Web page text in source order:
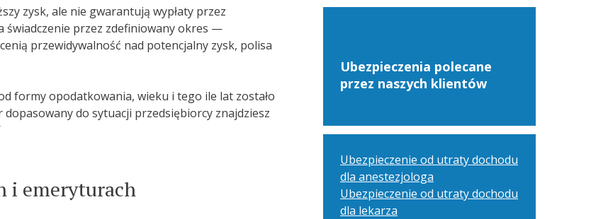
zysk, ale nie gwarantują wypłaty przez
świadczenie przez zdefiniowany okres —
przewidywalność nad potencjalny zysk, polisa
formy opodatkowania, wieku i tego ile lat zostało
do sytuacji przedsiębiorcy znajdziesz
i emeryturach
Ubezpieczenia polecane
przez naszych klientów
Ubezpieczenie od utraty dochodu
dla anestezjologa
Ubezpieczenie od utraty dochodu
dla lekarza